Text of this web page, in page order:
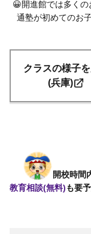
😀開進館では多くの
通塾が初めてのお
クラスの様子
(兵庫)
開校時間
教育相談(無料)も要